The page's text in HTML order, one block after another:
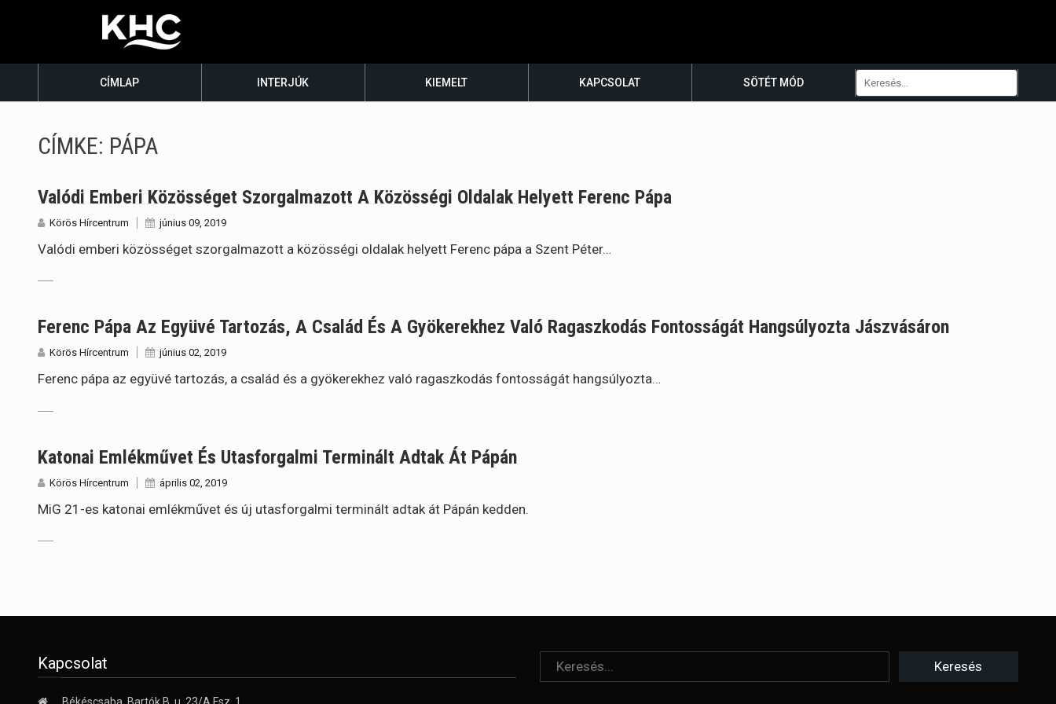
CÍMLAP INTERJÚK KIEMELT KAPCSOLAT SÖTÉT MÓD
CÍMKE: PÁPA
Valódi Emberi Közösséget Szorgalmazott A Közösségi Oldalak Helyett Ferenc Pápa
Körös Hírcentrum június 09, 2019
Valódi emberi közösséget szorgalmazott a közösségi oldalak helyett Ferenc pápa a Szent Péter…
Ferenc Pápa Az Együvé Tartozás, A Család És A Gyökerekhez Való Ragaszkodás Fontosságát Hangsúlyozta Jászvásáron
Körös Hírcentrum június 02, 2019
Ferenc pápa az együvé tartozás, a család és a gyökerekhez való ragaszkodás fontosságát hangsúlyozta…
Katonai Emlékművet És Utasforgalmi Terminált Adtak Át Pápán
Körös Hírcentrum április 02, 2019
MiG 21-es katonai emlékművet és új utasforgalmi terminált adtak át Pápán kedden.
Kapcsolat